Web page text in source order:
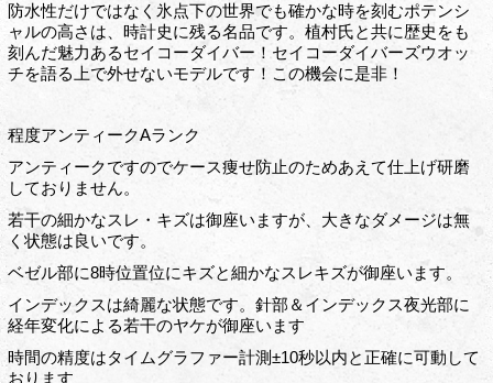
防水性だけではなく氷点下の世界でも確かな時を刻むポテンシ
ャルの高さは、時計史に残る名品です。植村氏と共に歴史をも
刻んだ魅力あるセイコーダイバー！セイコーダイバーズウオッ
チを語る上で外せないモデルです！この機会に是非！
程度アンティークAランク
アンティークですのでケース痩せ防止のためあえて仕上げ研磨
しておりません。
若干の細かなスレ・キズは御座いますが、大きなダメージは無
く状態は良いです。
ベゼル部に8時位置位にキズと細かなスレキズが御座います。
インデックスは綺麗な状態です。針部＆インデックス夜光部に
経年変化による若干のヤケが御座います
時間の精度はタイムグラファー計測±10秒以内と正確に可動して
おります